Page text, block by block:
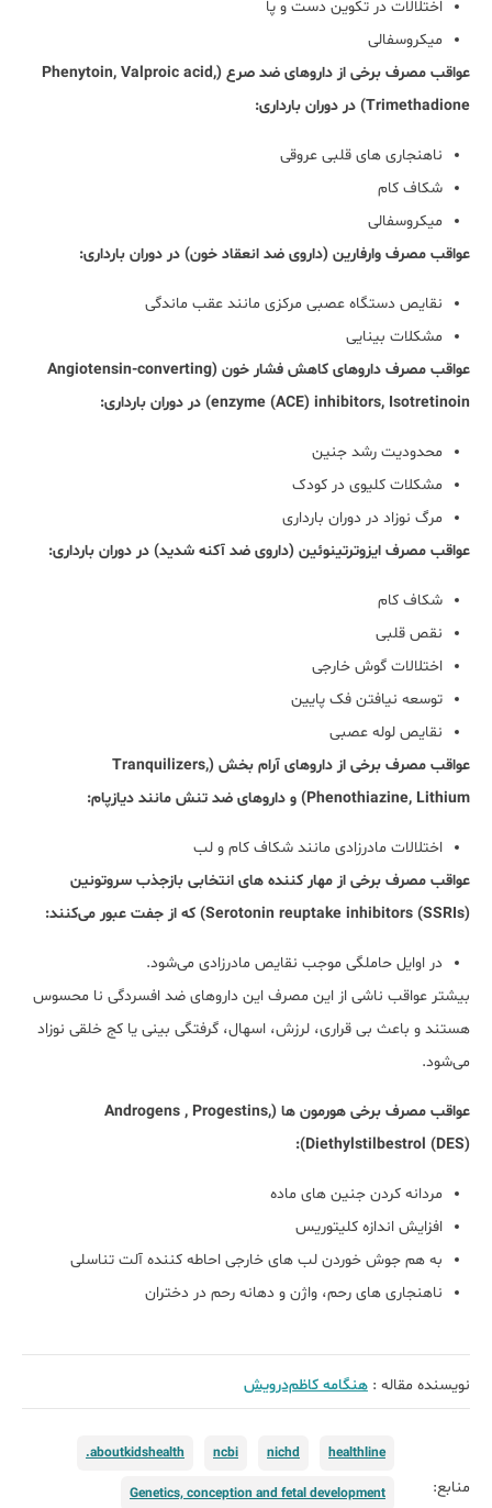
اختلالات در تکوین دست و پا
میکروسفالی
عواقب مصرف برخی از داروهای ضد صرع (Phenytoin, Valproic acid,
Trimethadione) در دوران بارداری:
ناهنجاری های قلبی عروقی
شکاف کام
میکروسفالی
عواقب مصرف وارفارین (داروی ضد انعقاد خون) در دوران بارداری:
نقایص دستگاه عصبی مرکزی مانند عقب ماندگی
مشکلات بینایی
عواقب مصرف داروهای کاهش فشار خون (Angiotensin-converting
enzyme (ACE) inhibitors, Isotretinoin) در دوران بارداری:
محدودیت رشد جنین
مشکلات کلیوی در کودک
مرگ نوزاد در دوران بارداری
عواقب مصرف ایزوترتینوئین (داروی ضد آکنه شدید) در دوران بارداری:
شکاف کام
نقص قلبی
اختلالات گوش خارجی
توسعه نیافتن فک پایین
نقایص لوله عصبی
عواقب مصرف برخی از داروهای آرام بخش (Tranquilizers,
Phenothiazine, Lithium) و داروهای ضد تنش مانند دیازپام:
اختلالات مادرزادی مانند شکاف کام و لب
عواقب مصرف برخی از مهار کننده های انتخابی بازجذب سروتونین
Serotonin reuptake inhibitors (SSRIs)) که از جفت عبور می‌کنند:
در اوایل حاملگی موجب نقایص مادرزادی می‌شود.
بیشتر عواقب ناشی از این مصرف این داروهای ضد افسردگی نا محسوس
هستند و باعث بی قراری، لرزش، اسهال، گرفتگی بینی یا کج خلقی نوزاد
می‌شود.
عواقب مصرف برخی هورمون ها (Androgens , Progestins,
Diethylstilbestrol (DES)):
مردانه کردن جنین های ماده
افزایش اندازه کلیتوریس
به هم جوش خوردن لب های خارجی احاطه کننده آلت تناسلی
ناهنجاری های رحم، واژن و دهانه رحم در دختران
نویسنده مقاله : هنگامه کاظم‌درویش
منابع:
healthline
nichd
ncbi
aboutkidshealth.
Genetics, conception and fetal development